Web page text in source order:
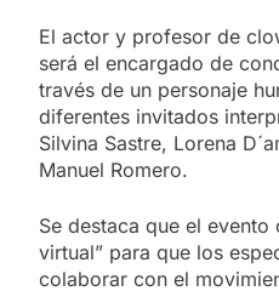
El actor y profesor de
será el encargado de
través de un personaje
diferentes invitados
Silvina Sastre, Lorena
Manuel Romero.
Se destaca que el evento
virtual” para que los
colaborar con el